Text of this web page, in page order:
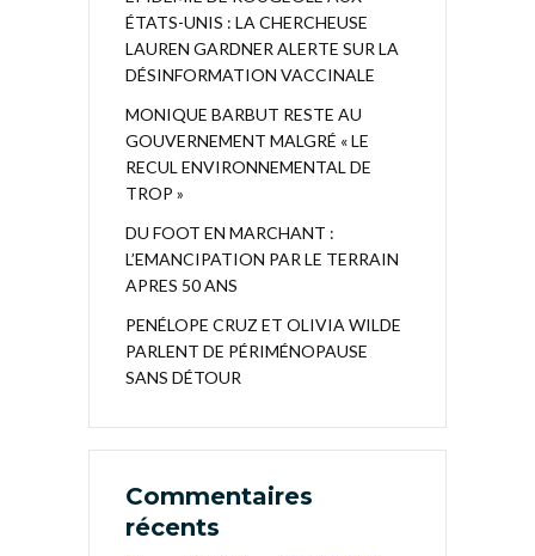
ÉTATS-UNIS : LA CHERCHEUSE
LAUREN GARDNER ALERTE SUR LA
DÉSINFORMATION VACCINALE
MONIQUE BARBUT RESTE AU
GOUVERNEMENT MALGRÉ « LE
RECUL ENVIRONNEMENTAL DE
TROP »
DU FOOT EN MARCHANT :
L’EMANCIPATION PAR LE TERRAIN
APRES 50 ANS
PENÉLOPE CRUZ ET OLIVIA WILDE
PARLENT DE PÉRIMÉNOPAUSE
SANS DÉTOUR
Commentaires
récents